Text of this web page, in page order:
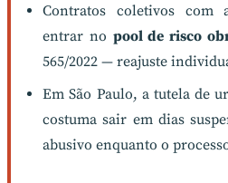
Contratos coletivos com
entrar no pool de risco
565/2022 — reajuste
Em São Paulo, a tutela de
costuma sair em dias
abusivo enquanto o